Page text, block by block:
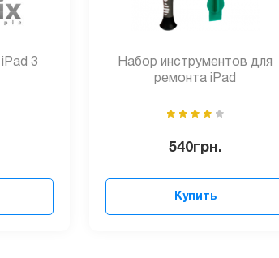
3
Набор инструментов для
ремонта iPad
540грн.
Купить